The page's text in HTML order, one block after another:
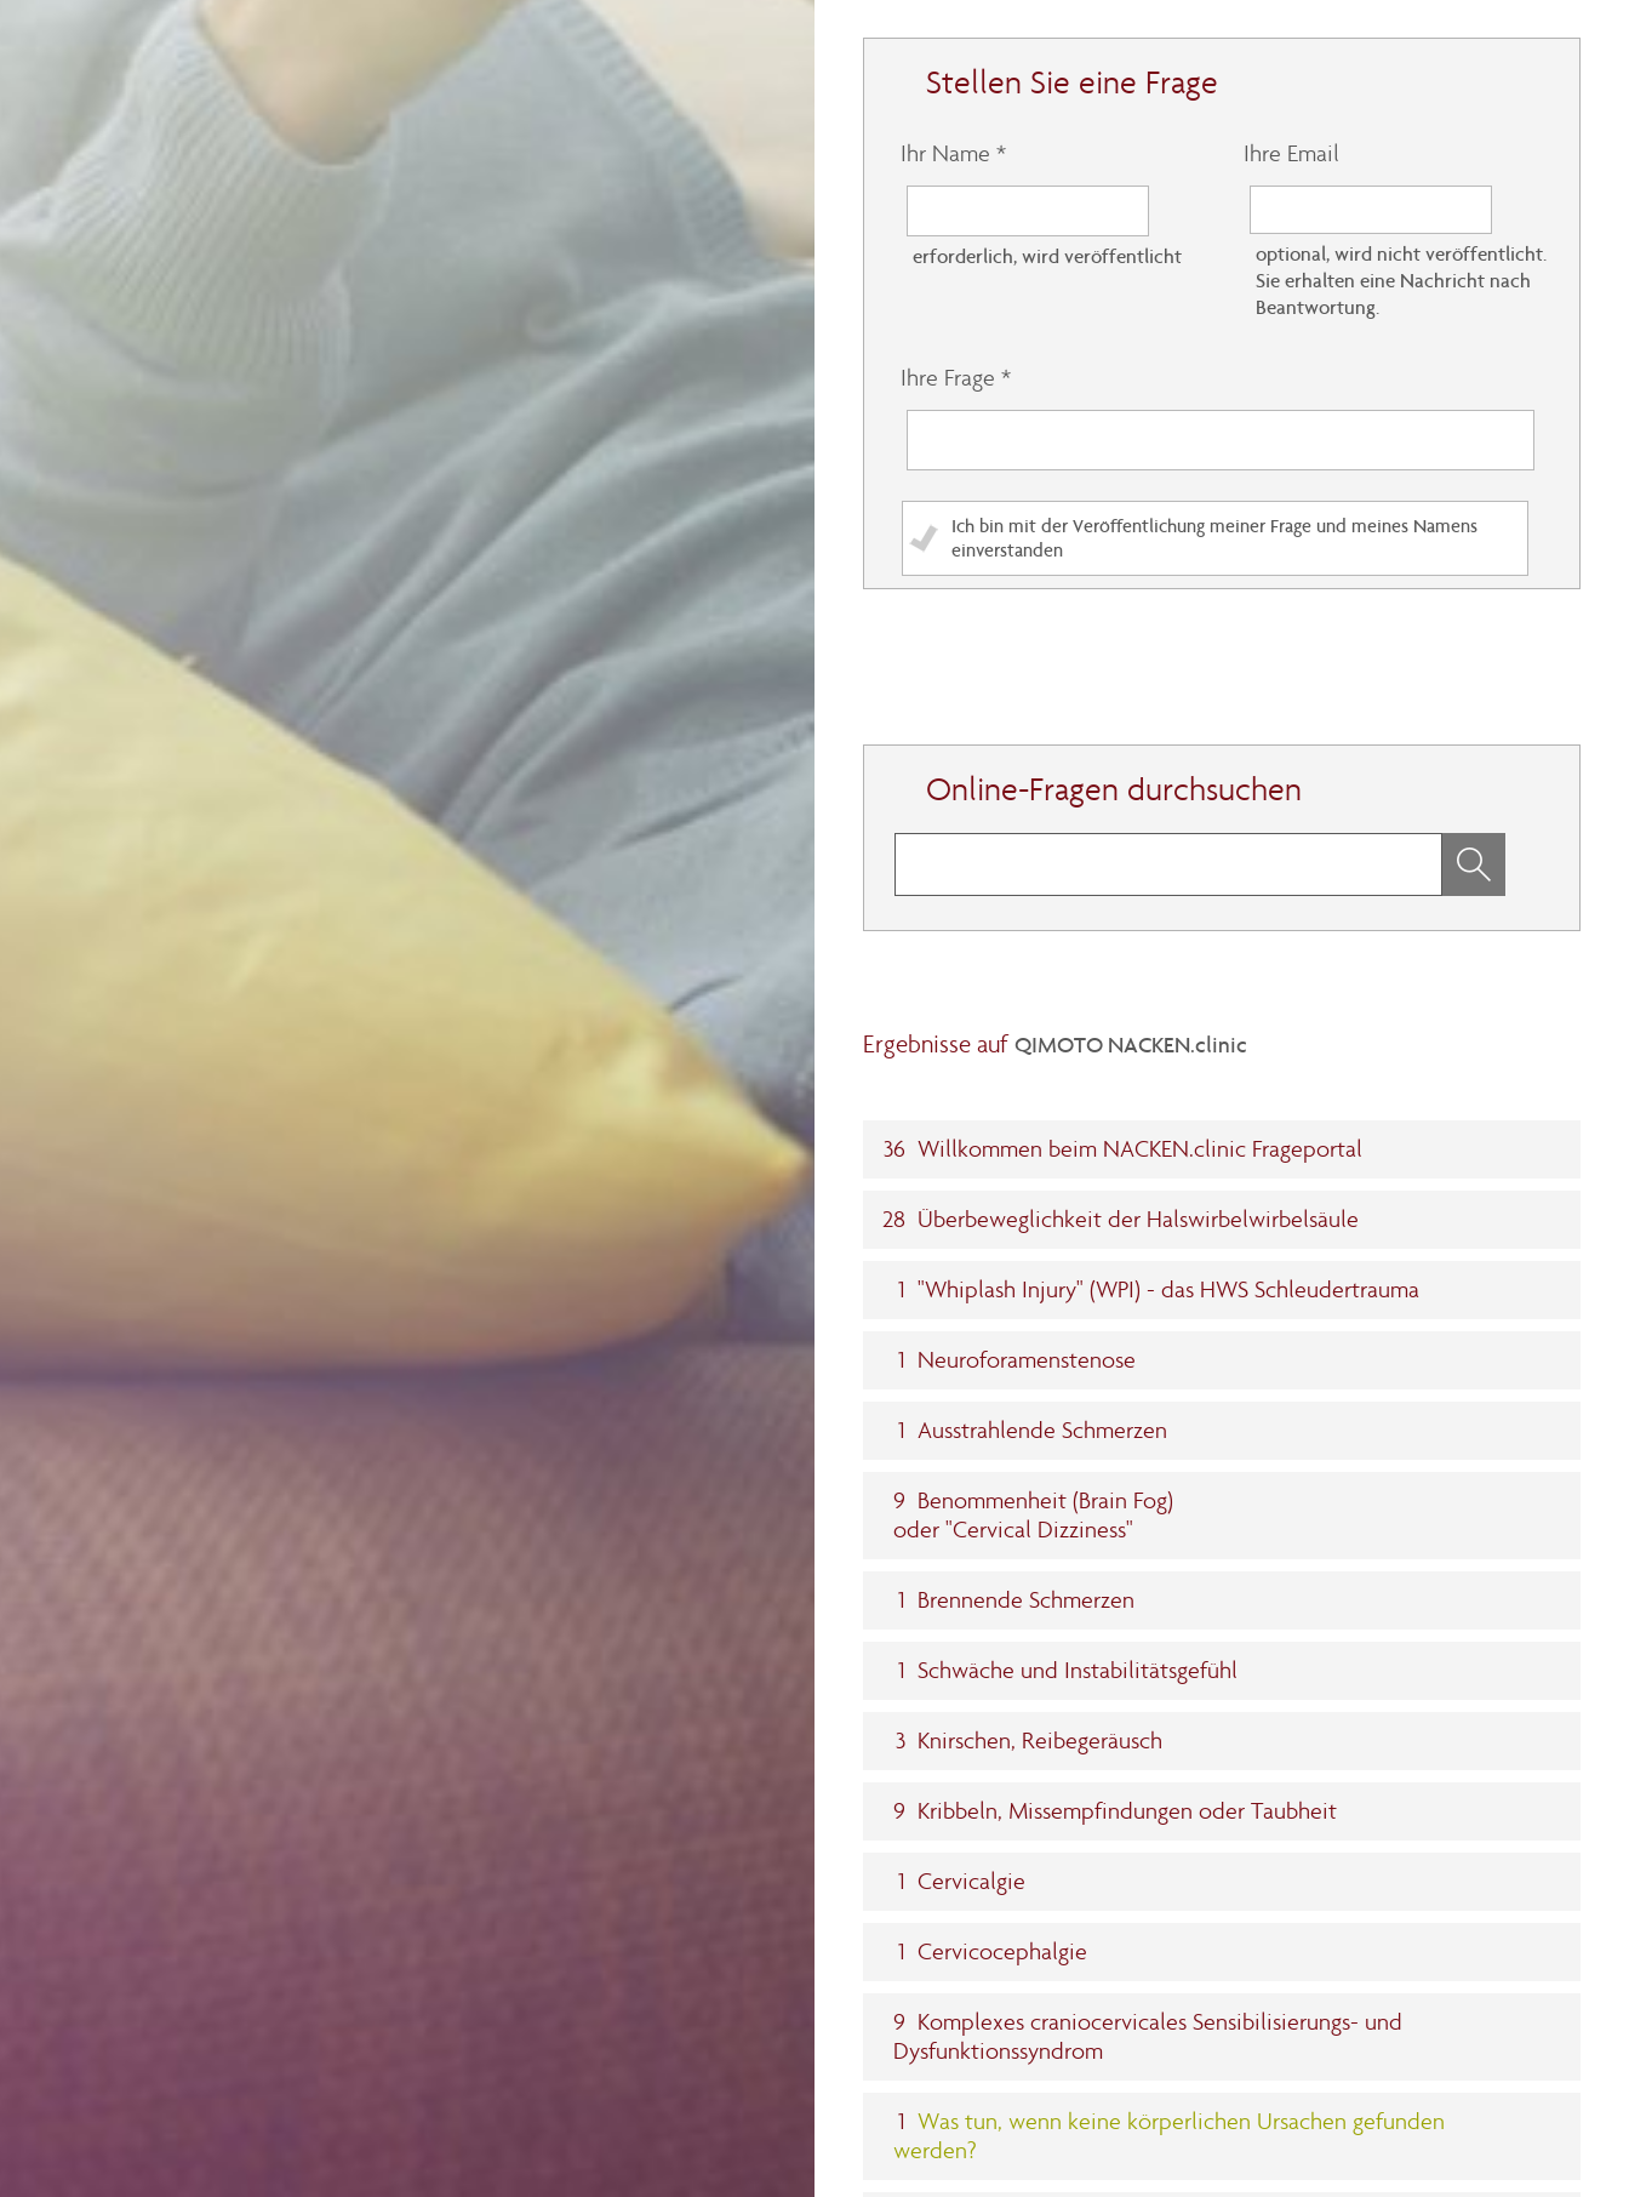
Stellen Sie eine Frage
Ihr Name *
erforderlich, wird veröffentlicht
Ihre Email
optional, wird nicht veröffentlicht.
Sie erhalten eine Nachricht nach
Beantwortung.
Ihre Frage *
Ich bin mit der Veröffentlichung meiner Frage und meines Namens
einverstanden
Online-Fragen durchsuchen
Ergebnisse aufQIMOTO NACKEN.clinic
36 Willkommen beim NACKEN.clinic Frageportal
28 Überbeweglichkeit der Halswirbelwirbelsäule
1 "Whiplash Injury" (WPI) - das HWS Schleudertrauma
1 Neuroforamenstenose
1 Ausstrahlende Schmerzen
9 Benommenheit (Brain Fog)
oder "Cervical Dizziness"
1 Brennende Schmerzen
1 Schwäche und Instabilitätsgefühl
3 Knirschen, Reibegeräusch
9 Kribbeln, Missempfindungen oder Taubheit
1 Cervicalgie
1 Cervicocephalgie
9 Komplexes craniocervicales Sensibilisierungs- und
Dysfunktionssyndrom
1 Was tun, wenn keine körperlichen Ursachen gefunden
werden?